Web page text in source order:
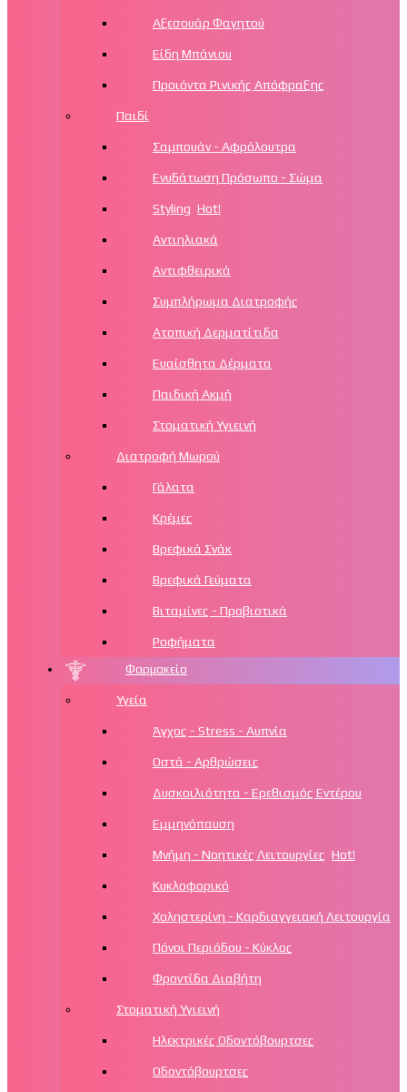
Αξεσουάρ Φαγητού
Είδη Μπάνιου
Προιόντα Ρινικής Απόφραξης
Παιδί
Σαμπουάν - Αφρόλουτρα
Ενυδάτωση Πρόσωπο - Σώμα
Styling Hot!
Αντιηλιακά
Αντιφθειρικά
Συμπλήρωμα Διατροφής
Ατοπική Δερματίτιδα
Ευαίσθητα Δέρματα
Παιδική Ακμή
Στοματική Υγιεινή
Διατροφή Μωρού
Γάλατα
Κρέμες
Βρεφικά Σνάκ
Βρεφικά Γεύματα
Βιταμίνες - Προβιοτικά
Ροφήματα
Φαρμακείο
Υγεία
Άγχος - Stress - Αυπνία
Οστά - Αρθρώσεις
Δυσκοιλιότητα - Ερεθισμός Εντέρου
Εμμηνόπαυση
Μνήμη - Νοητικές Λειτουργίες Hot!
Κυκλοφορικό
Χοληστερίνη - Καρδιαγγειακή Λειτουργία
Πόνοι Περιόδου - Κύκλος
Φροντίδα Διαβήτη
Στοματική Υγιεινή
Ηλεκτρικές Οδοντόβουρτσες
Οδοντόβουρτσες